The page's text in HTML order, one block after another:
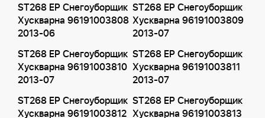
ST268 EP Снегоуборщик
Хускварна 96191003808
2013-06
ST268 EP Снегоуборщик
Хускварна 96191003809
2013-07
ST268 EP Снегоуборщик
Хускварна 96191003810
2013-07
ST268 EP Снегоуборщик
Хускварна 96191003811
2013-07
ST268 EP Снегоуборщик
Хускварна 96191003812
ST268 EP Снегоуборщик
Хускварна 96191003813